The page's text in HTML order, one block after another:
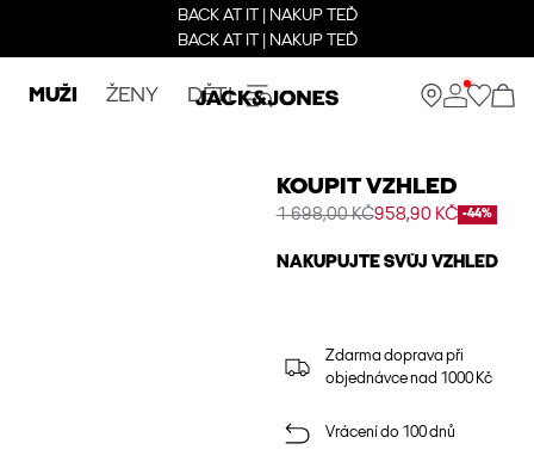
BACK AT IT | NAKUP TEĎ
BACK AT IT | NAKUP TEĎ
MUŽI ŽENY DĚTI
KOUPIT VZHLED
1 698,00 KČ958,90 KČ -44%
NAKUPUJTE SVŮJ VZHLED
Zdarma doprava při
objednávce nad 1000 Kč
Vrácení do 100 dnů